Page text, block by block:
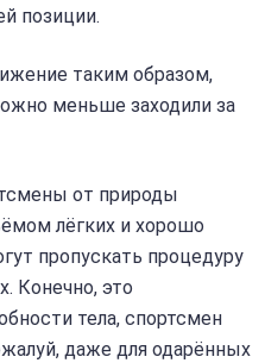
позиции.
таким образом,
меньше заходили за
от природы
лёгких и хорошо
пропускать процедуру
Конечно, это
тела, спортсмен
даже для одарённых